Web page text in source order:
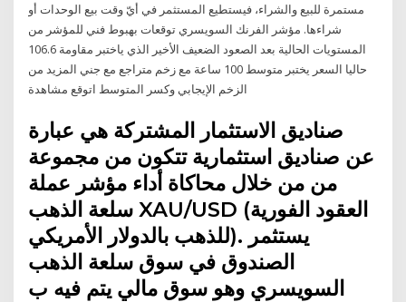
مستمرة للبيع والشراء، فيستطيع المستثمر في أيّ وقت بيع الوحدات أو
شراءها. مؤشر الفرنك السويسري توقعات بهبوط فني للمؤشر من
المستويات الحالية بعد الصعود الضعيف الأخير الذي ياختبر مقاومة 106.6
حاليا السعر يختبر متوسط 100 ساعة مع زخم متراجع مع جني المزيد من
الزخم الإيجابي وكسر المتوسط اتوقع مشاهدة
صناديق الاستثمار المشتركة هي عبارة
عن صناديق استثمارية تتكون من مجموعة
من من خلال محاكاة أداء مؤشر عملة
سلعة الذهب XAU/USD (العقود الفورية
للذهب بالدولار الأمريكي). يستثمر
الصندوق في سوق سلعة الذهب
السويسري وهو سوق مالي يتم فيه ب